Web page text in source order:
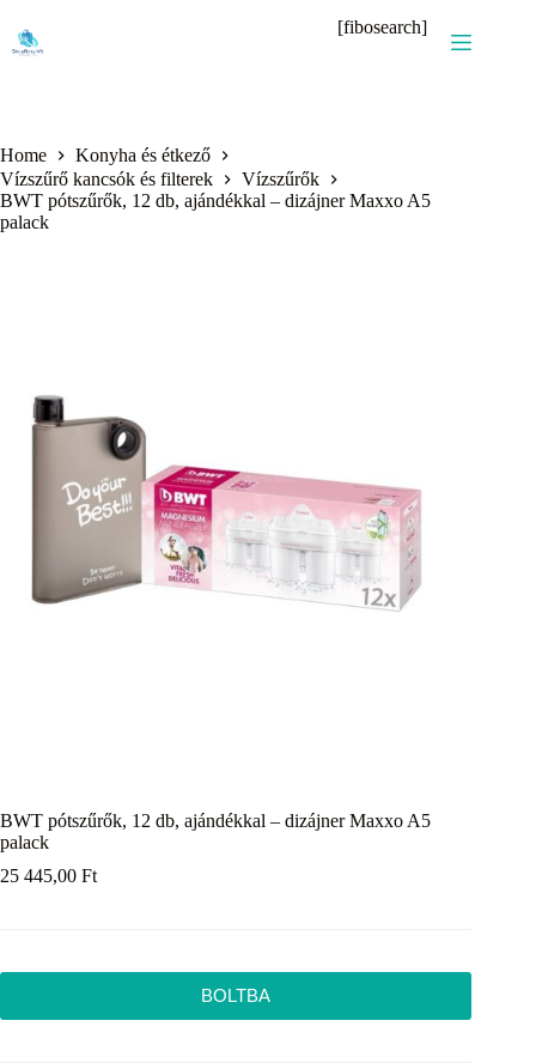
content
[fibosearch]
Home
Konyha és étkező
Vízszűrő kancsók és filterek
Vízszűrők
BWT pótszűrők, 12 db, ajándékkal – dizájner Maxxo A5
palack
BWT pótszűrők, 12 db, ajándékkal – dizájner Maxxo A5
palack
25 445,00 Ft
BOLTBA